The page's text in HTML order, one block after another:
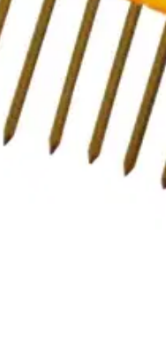
tasakela